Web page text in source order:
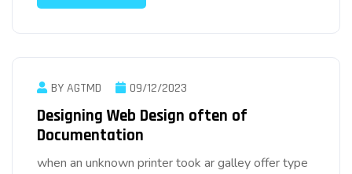
BY AGTMD 09/12/2023
Designing Web Design often of
Documentation
when an unknown printer took ar galley offer type